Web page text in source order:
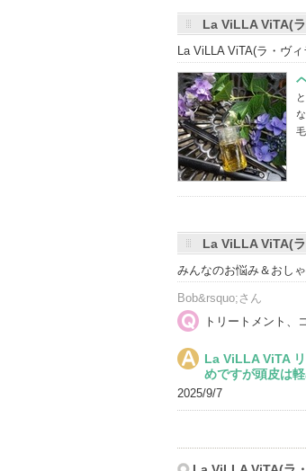
La ViLLA ViTA(
La ViLLA ViTA(ラ・ヴ
La ViLLA ViTA(
みんなのお悩み＆おし
Bob&rsquo;さん
トリートメント、
La ViLLA ViTA
めですが頭皮は
2025/9/7